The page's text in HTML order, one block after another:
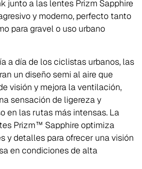
junto a las lentes Prizm Sapphire
y moderno, perfecto tanto
para gravel o uso urbano
a día de los ciclistas urbanos, las
un diseño semi al aire que
visión y mejora la ventilación,
sensación de ligereza y
en las rutas más intensas. La
Prizm™ Sapphire optimiza
y detalles para ofrecer una visión
en condiciones de alta